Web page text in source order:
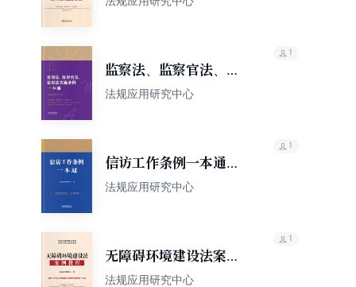
监察法、监察官法、监
察法实施条例一本通
法规应用研究中心
1
信访工作条例一本通
（第九版）
法规应用研究中心
1
无障碍环境建设法案例
教程
法规应用研究中心
1